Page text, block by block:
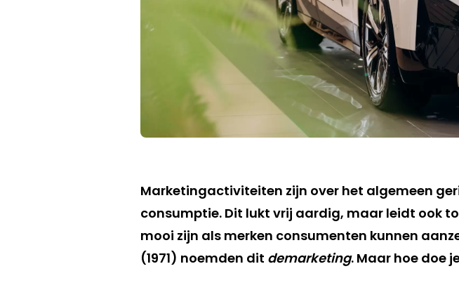
Marketingactiviteiten zijn over het algemeen
consumptie. Dit lukt vrij aardig, maar leidt ook
mooi zijn als merken consumenten kunnen
(1971) noemden dit demarketing. Maar hoe doe